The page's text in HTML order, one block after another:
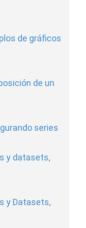
de gráficos
de un
series
y datasets,
y Datasets,